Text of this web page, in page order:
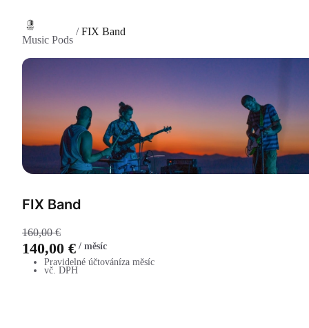
Music Pods
/FIX Band
FIX Band
160,00 €
140,00 € / měsíc
Pravidelné účtováníza měsíc
vč. DPH